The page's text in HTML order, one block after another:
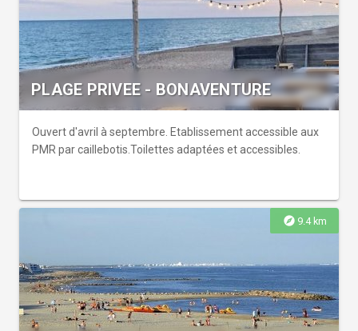
PLAGE PRIVEE - BONAVENTURE
Ouvert d'avril à septembre. Etablissement accessible aux
PMR par caillebotis.Toilettes adaptées et accessibles.
explore 9.4 km